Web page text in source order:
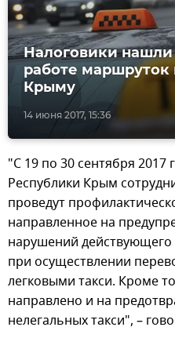
14 июня 2017, 15:36
Налоговики
работе маршруток
Крыму
"С 19 по 30 сентября 2017
Республики Крым
проведут
направленное на
нарушений действующего
при осуществлении
легковыми такси. Кроме
направлено и на
нелегальных такси", –